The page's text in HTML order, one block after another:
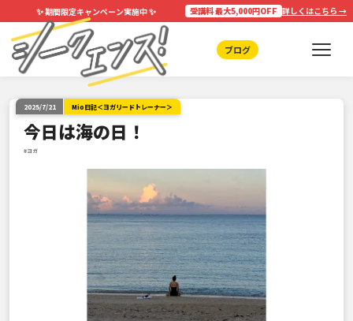
✨期間限定キャンペーン実施中✨ 受講料 最大5,000円OFF 詳しくはこちら →
ブログ
2025/7/21 Mio日記＜ヨガリードトレーナー＞
今日は海の日！
#ヨガ